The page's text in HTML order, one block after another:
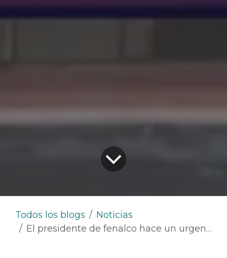
Todos los blogs
Noticias
El presidente de fenalco hace un urgente llamado a rodear las instituciones y respetar la voluntad popular